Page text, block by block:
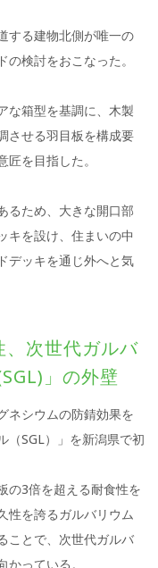
する建物北側が唯一の
検討をおこなった。
な箱型を基調に、木製
させる羽目板を構成要
を目指した。
るため、大きな開口部
キを設け、住まいの中
デッキを通じ外へと気
、次世代ガルバ
」の外壁
ネシウムの防錆効果を
（SGL）」を新潟県で初
の3倍を超える耐食性を
性を誇るガルバリウム
ことで、次世代ガルバ
っている。